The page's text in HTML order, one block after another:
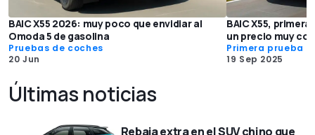
BAIC X55 2026: muy poco que envidiar al
Omoda 5 de gasolina
Pruebas de coches
20 Jun
BAIC X55,
un precio muy
Primera prueba
19 Sep 2025
Últimas noticias
Rebaja extra en el SUV chino que